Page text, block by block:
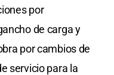
por
de carga y
por cambios de
servicio para la